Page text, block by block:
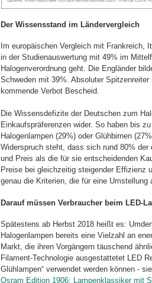
Der Wissensstand im Ländervergleich
Im europäischen Vergleich mit Frankreich,
in der Studienauswertung mit 49% im
Halogenverordnung geht. Die Engländer
Schweden mit 39%. Absoluter
kommende Verbot Bescheid.
Die Wissensdefizite der Deutschen zum
Einkaufspräferenzen wider. So haben bis
Halogenlampen (29%) oder Glühbirnen
Widerspruch steht, dass sich rund 80%
und Preis als die für sie entscheidenden
Preise bei gleichzeitig stei­gen­der Effizienz
genau die Kri­te­ri­en, die für eine Umstellung
Darauf müssen Verbraucher beim LED-
Spätestens ab Herbst 2018 heißt es:
Halogenlampen bereits eine Vielzahl an
Markt, die ihren Vorgängern täuschend
Filament-Technologie ausgestattetet LED
Glühlampen“ verwendet werden können -
Osram Edition 1906: Lam­pen­klas­si­ker mit